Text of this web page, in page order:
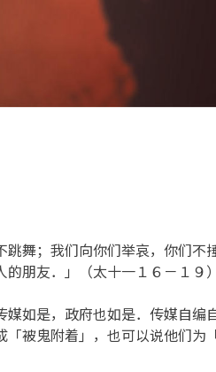
舞；我们向你们举哀，你们不
朋友．」（太十一１６－１９）
如是，政府也如是．传媒自编
被鬼附着」，也可以说他们为